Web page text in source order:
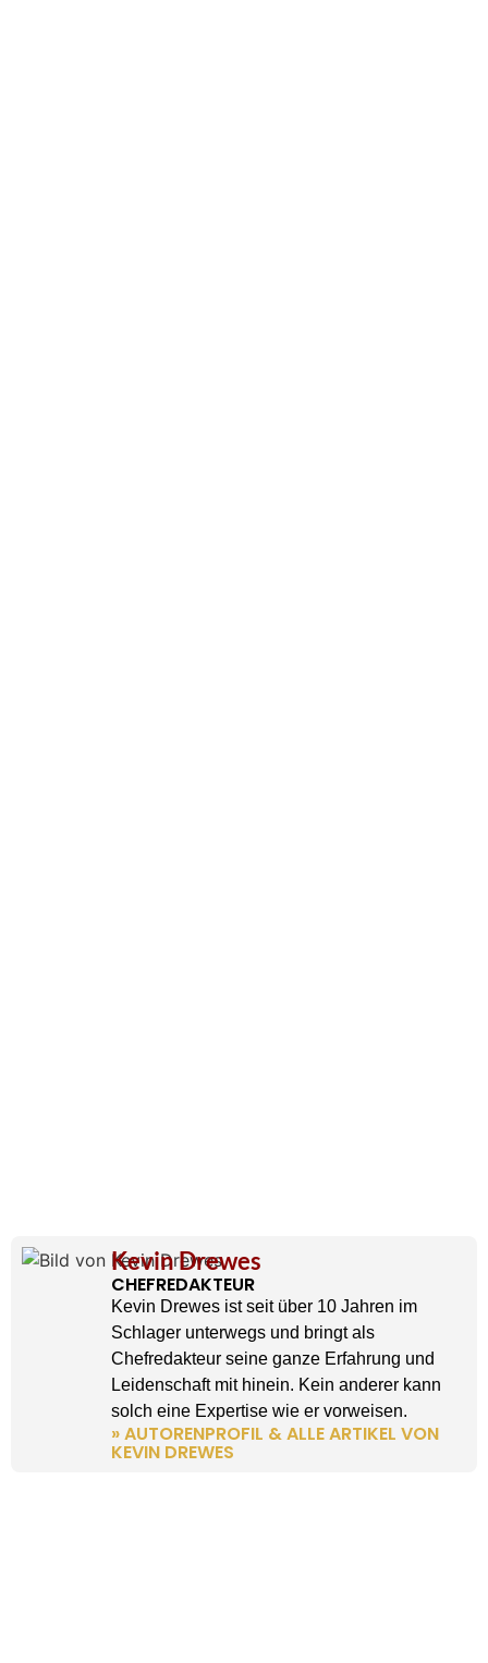
Kevin Drewes
CHEFREDAKTEUR
Kevin Drewes ist seit über 10 Jahren im
Schlager unterwegs und bringt als
Chefredakteur seine ganze Erfahrung und
Leidenschaft mit hinein. Kein anderer kann
solch eine Expertise wie er vorweisen.
» AUTORENPROFIL & ALLE ARTIKEL VON
KEVIN DREWES